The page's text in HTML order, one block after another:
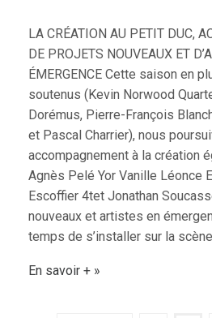
LA CRÉATION AU PETIT DUC,
DE PROJETS NOUVEAUX ET
ÉMERGENCE Cette saison en
soutenus (Kevin Norwood
Dorémus, Pierre-François
et Pascal Charrier), nous
accompagnement à la création
Agnès Pelé Yor Vanille Léonce
Escoffier 4tet Jonathan
nouveaux et artistes en
temps de s’installer sur la
En savoir +